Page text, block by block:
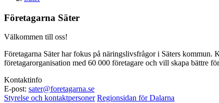
Företagarna Säter
Välkommen till oss!
Företagarna Säter har fokus på näringslivsfrågor i Säters
företagarorganisation med 60 000 företagare och vill skapa bättre
Kontaktinfo
E-post: sater@foretagarna.se
Styrelse och kontaktpersoner Regionsidan för Dalarna